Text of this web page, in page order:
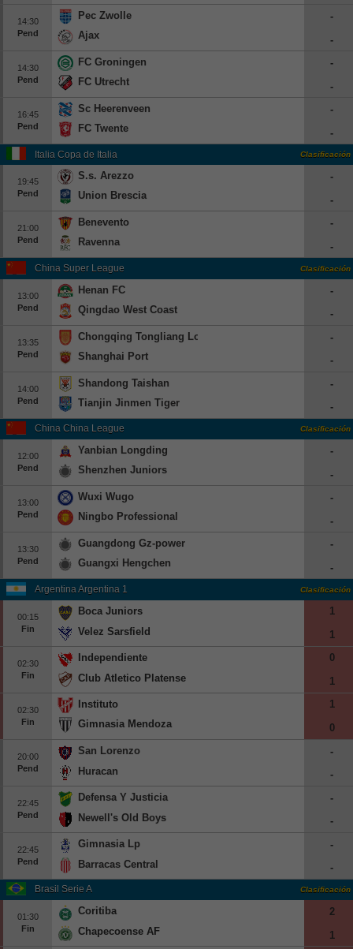
14:30
Pend
Pec Zwolle
Ajax
-
-
14:30
Pend
FC Groningen
FC Utrecht
-
-
16:45
Pend
Sc Heerenveen
FC Twente
-
-
Italia Copa de Italia Clasificación
19:45
Pend
S.s. Arezzo
Union Brescia
-
-
21:00
Pend
Benevento
Ravenna
-
-
China Super League Clasificación
13:00
Pend
Henan FC
Qingdao West Coast
-
-
13:35
Pend
Chongqing Tongliang Long
Shanghai Port
-
-
14:00
Pend
Shandong Taishan
Tianjin Jinmen Tiger
-
-
China China League Clasificación
12:00
Pend
Yanbian Longding
Shenzhen Juniors
-
-
13:00
Pend
Wuxi Wugo
Ningbo Professional
-
-
13:30
Pend
Guangdong Gz-power
Guangxi Hengchen
-
-
Argentina Argentina 1 Clasificación
00:15
Fin
Boca Juniors
Velez Sarsfield
1
1
02:30
Fin
Independiente
Club Atletico Platense
0
1
02:30
Fin
Instituto
Gimnasia Mendoza
1
0
20:00
Pend
San Lorenzo
Huracan
-
-
22:45
Pend
Defensa Y Justicia
Newell's Old Boys
-
-
22:45
Pend
Gimnasia Lp
Barracas Central
-
-
Brasil Serie A Clasificación
01:30
Fin
Coritiba
Chapecoense AF
2
1